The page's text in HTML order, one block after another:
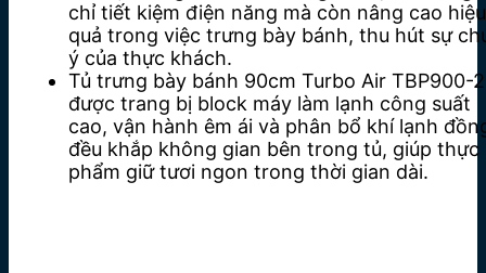
chỉ tiết kiệm điện năng mà còn nâng cao hiệu
quả trong việc trưng bày bánh, thu hút sự
ý của thực khách.
Tủ trưng bày bánh 90cm Turbo Air TBP900-2
được trang bị block máy làm lạnh công suất
cao, vận hành êm ái và phân bổ khí lạnh
đều khắp không gian bên trong tủ, giúp thực
phẩm giữ tươi ngon trong thời gian dài.